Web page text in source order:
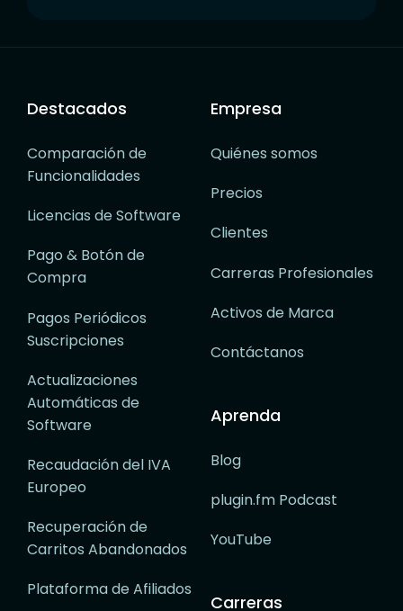
Destacados
Comparación de
Funcionalidades
Licencias de Software
Pago & Botón de
Compra
Pagos Periódicos
Suscripciones
Actualizaciones
Automáticas de
Software
Recaudación del IVA
Europeo
Recuperación de
Carritos Abandonados
Plataforma de Afiliados
Empresa
Quiénes somos
Precios
Clientes
Carreras Profesionales
Activos de Marca
Contáctanos
Aprenda
Blog
plugin.fm Podcast
YouTube
Carreras